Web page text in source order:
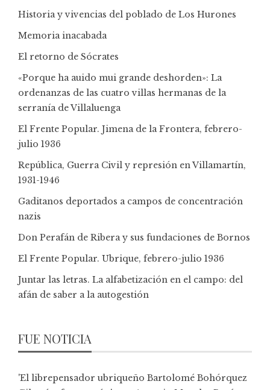
Historia y vivencias del poblado de Los Hurones
Memoria inacabada
El retorno de Sócrates
«Porque ha auido mui grande deshorden»: La
ordenanzas de las cuatro villas hermanas de la
serranía de Villaluenga
El Frente Popular. Jimena de la Frontera, febrero-
julio 1936
República, Guerra Civil y represión en Villamartín,
1931-1946
Gaditanos deportados a campos de concentración
nazis
Don Perafán de Ribera y sus fundaciones de Bornos
El Frente Popular. Ubrique, febrero-julio 1936
Juntar las letras. La alfabetización en el campo: del
afán de saber a la autogestión
FUE NOTICIA
'El librepensador ubriqueño Bartolomé Bohórquez